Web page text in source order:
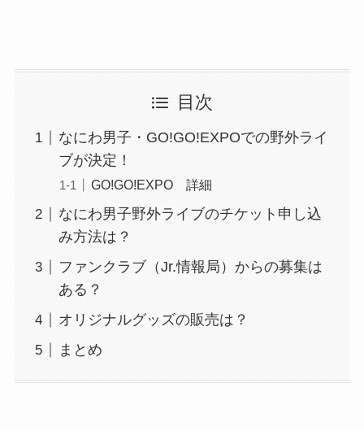
目次
なにわ男子・GO!GO!EXPOでの野外ライ
ブが決定！
GO!GO!EXPO 詳細
なにわ男子野外ライブのチケット申し込
み方法は？
ファンクラブ（Jr.情報局）からの募集は
ある？
オリジナルグッズの販売は？
まとめ